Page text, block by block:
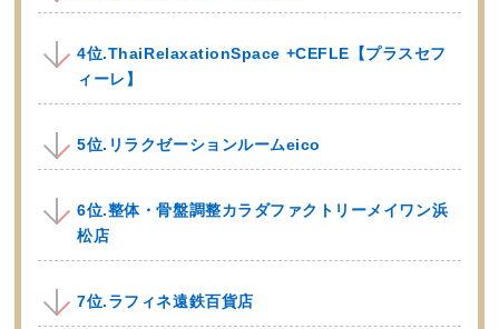
4位.ThaiRelaxationSpace +CEFLE【プラスセフ
ィーレ】
5位.リラクゼーションルームeico
6位.整体・骨盤調整カラダファクトリーメイワン浜
松店
7位.ラフィネ遠鉄百貨店